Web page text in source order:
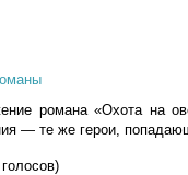
романа «Охота на
— те же герои,